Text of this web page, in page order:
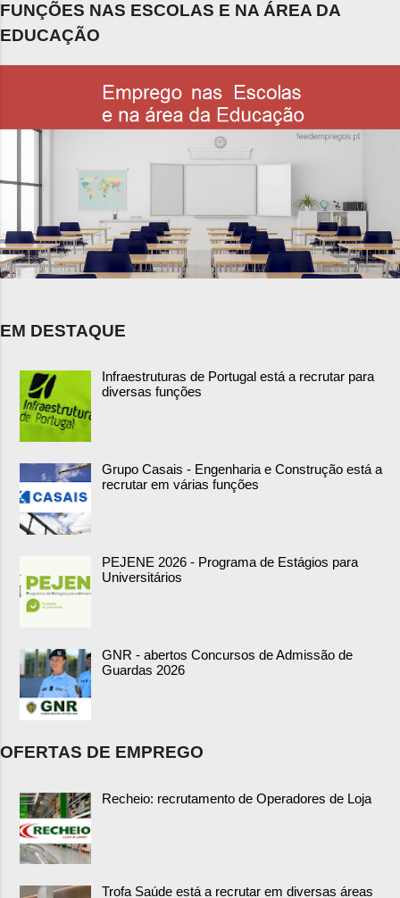
FUNÇÕES NAS ESCOLAS E NA ÁREA DA
EDUCAÇÃO
EM DESTAQUE
Infraestruturas de Portugal está a recrutar para
diversas funções
Grupo Casais - Engenharia e Construção está a
recrutar em várias funções
PEJENE 2026 - Programa de Estágios para
Universitários
GNR - abertos Concursos de Admissão de
Guardas 2026
OFERTAS DE EMPREGO
Recheio: recrutamento de Operadores de Loja
Trofa Saúde está a recrutar em diversas áreas